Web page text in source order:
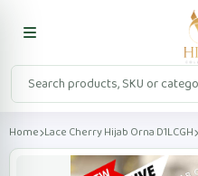
Home Lace Cherry Hijab Orna D1LCGH